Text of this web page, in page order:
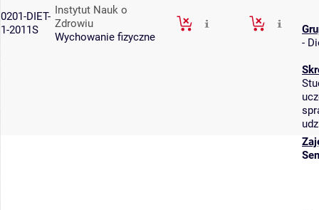
0201-DIET-
1-2011S
Instytut Nauk o
Zdrowiu
Wychowanie fizyczne
-